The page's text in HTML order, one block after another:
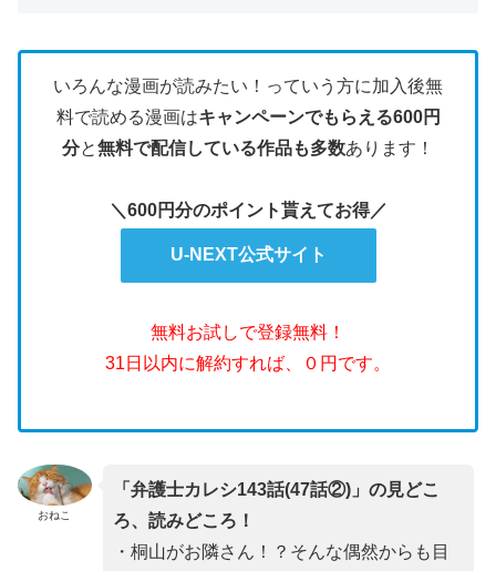
いろんな漫画が読みたい！っていう方に加入後無
料で読める漫画はキャンペーンでもらえる600円
分と無料で配信している作品も多数あります！
＼600円分のポイント貰えてお得／
U-NEXT公式サイト
無料お試しで登録無料！
31日以内に解約すれば、０円です。
おねこ
「弁護士カレシ143話(47話②)」の見どこ
ろ、読みどころ！
・桐山がお隣さん！？そんな偶然からも目